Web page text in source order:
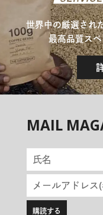
世界中の厳選され
最高品質ス
MAIL